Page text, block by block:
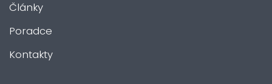
Články
Poradce
Kontakty